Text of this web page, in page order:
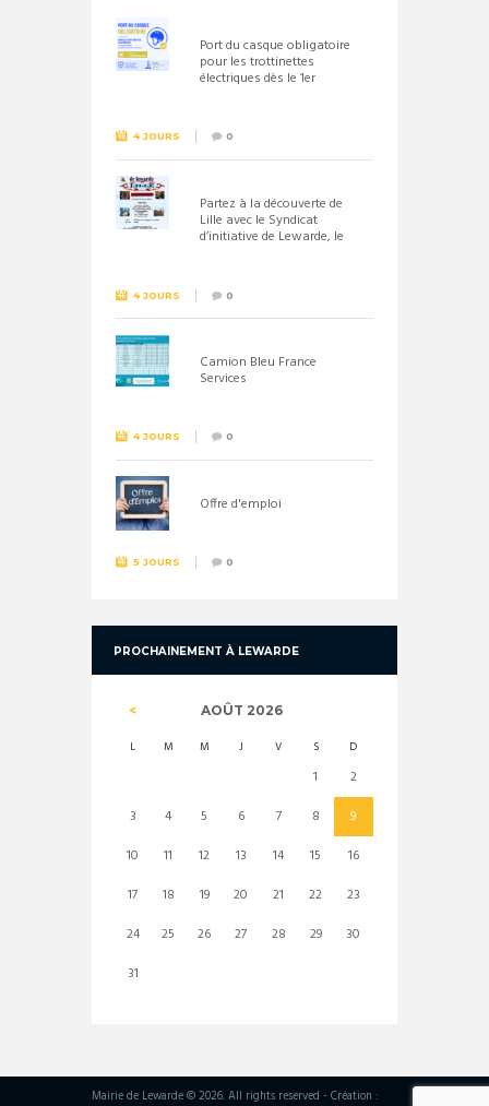
Port du casque obligatoire
pour les trottinettes
électriques dès le 1er
4 JOURS 0
Partez à la découverte de
Lille avec le Syndicat
d’initiative de Lewarde, le
4 JOURS 0
Camion Bleu France
Services
4 JOURS 0
Offre d'emploi
5 JOURS 0
PROCHAINEMENT À LEWARDE
AOÛT 2026
L M M J V S D
1
2
3
4 5 6 7 8
9
10
11 12 13 14 15
16
17
18 19 20 21 22
23
24
25 26 27 28 29
30
31
Mairie de Lewarde © 2026. All rights reserved - Création :